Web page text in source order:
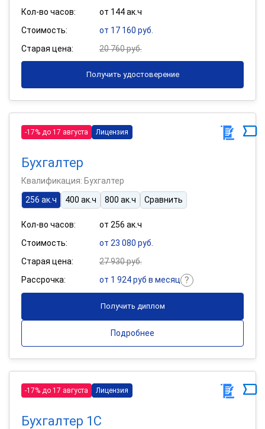
Кол-во часов:
от 144 ак.ч
Стоимость:
от 17 160 руб.
Старая цена:
20 760 руб.
Получить удостоверение
-17% до 17 августа Лицензия
Бухгалтер
Квалификация: Бухгалтер
256 ак.ч
400 ак.ч 800 ак.ч Сравнить
Кол-во часов:
от 256 ак.ч
Стоимость:
от 23 080 руб.
Старая цена:
27 930 руб.
Рассрочка:
от 1 924 руб в месяц
Получить диплом
Подробнее
-17% до 17 августа Лицензия
Бухгалтер 1С